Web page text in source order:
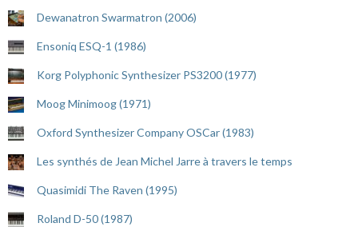
Dewanatron Swarmatron (2006)
Ensoniq ESQ-1 (1986)
Korg Polyphonic Synthesizer PS3200 (1977)
Moog Minimoog (1971)
Oxford Synthesizer Company OSCar (1983)
Les synthés de Jean Michel Jarre à travers le temps
Quasimidi The Raven (1995)
Roland D-50 (1987)